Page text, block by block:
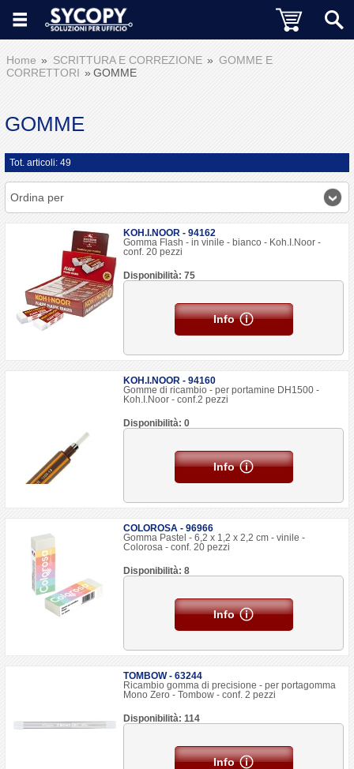
Home SCRITTURA E CORREZIONE
GOMME E
CORRETTORI
GOMME
GOMME
Tot. articoli: 49
Ordina per
KOH.I.NOOR - 94162
Gomma Flash - in vinile - bianco - Koh.I.Noor -
conf. 20 pezzi
Disponibilità: 75
Info
KOH.I.NOOR - 94160
Gomme di ricambio - per portamine DH1500 -
Koh.I.Noor - conf.2 pezzi
Disponibilità: 0
Info
COLOROSA - 96966
Gomma Pastel - 6,2 x 1,2 x 2,2 cm - vinile -
Colorosa - conf. 20 pezzi
Disponibilità: 8
Info
TOMBOW - 63244
Ricambio gomma di precisione - per portagomma
Mono Zero - Tombow - conf. 2 pezzi
Disponibilità: 114
Info